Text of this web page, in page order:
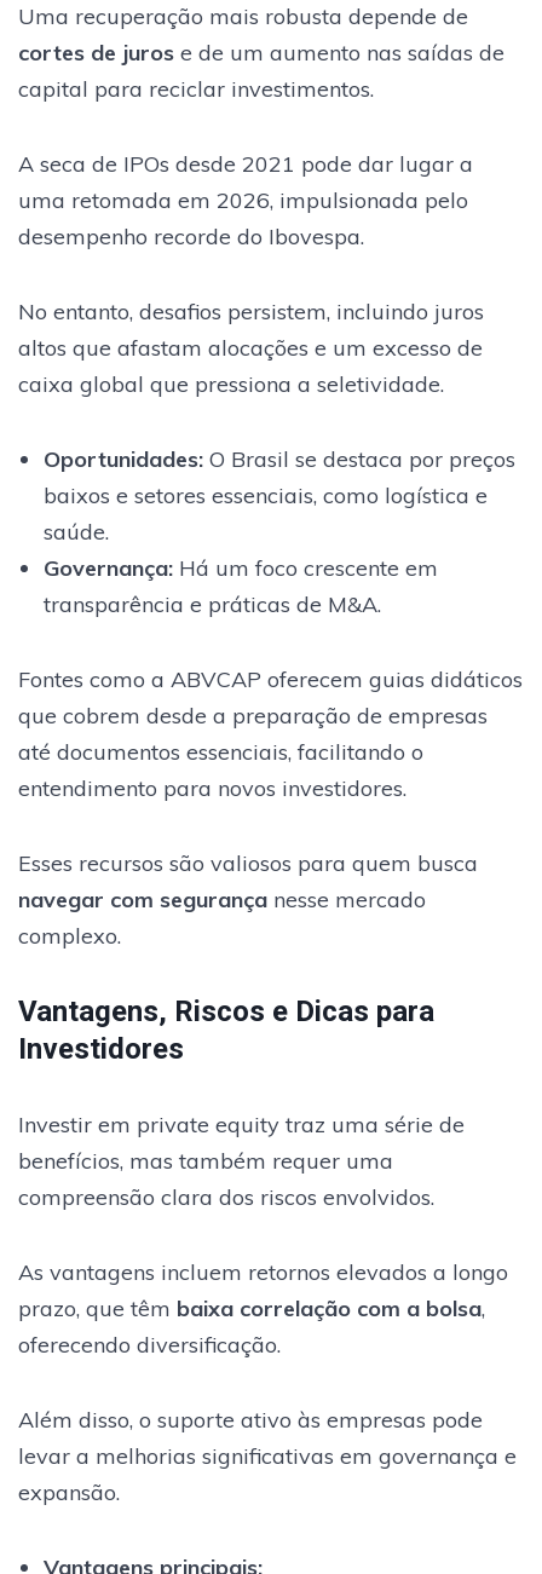
Uma recuperação mais robusta depende de
cortes de juros e de um aumento nas saídas de
capital para reciclar investimentos.
A seca de IPOs desde 2021 pode dar lugar a
uma retomada em 2026, impulsionada pelo
desempenho recorde do Ibovespa.
No entanto, desafios persistem, incluindo juros
altos que afastam alocações e um excesso de
caixa global que pressiona a seletividade.
Oportunidades:O Brasil se destaca por preços
baixos e setores essenciais, como logística e
saúde.
Governança:Há um foco crescente em
transparência e práticas de M&A.
Fontes como a ABVCAP oferecem guias didáticos
que cobrem desde a preparação de empresas
até documentos essenciais, facilitando o
entendimento para novos investidores.
Esses recursos são valiosos para quem busca
navegar com segurança nesse mercado
complexo.
Vantagens, Riscos e Dicas para
Investidores
Investir em private equity traz uma série de
benefícios, mas também requer uma
compreensão clara dos riscos envolvidos.
As vantagens incluem retornos elevados a longo
prazo, que têm baixa correlação com a bolsa,
oferecendo diversificação.
Além disso, o suporte ativo às empresas pode
levar a melhorias significativas em governança e
expansão.
Vantagens principais: